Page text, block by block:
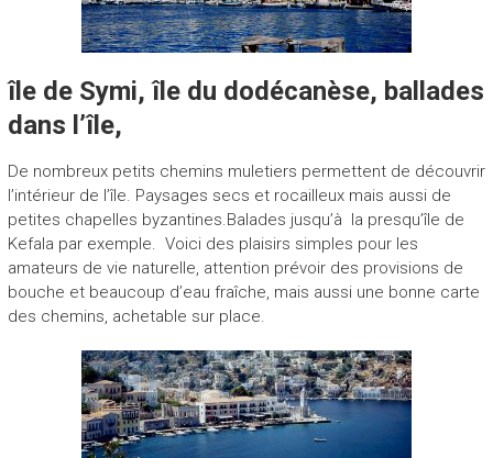
île de Symi, île du dodécanèse, ballades
dans l’île,
De nombreux petits chemins muletiers permettent de découvrir
l’intérieur de l’île. Paysages secs et rocailleux mais aussi de
petites chapelles byzantines.Balades jusqu’à la presqu’île de
Kefala par exemple. Voici des plaisirs simples pour les
amateurs de vie naturelle, attention prévoir des provisions de
bouche et beaucoup d’eau fraîche, mais aussi une bonne carte
des chemins, achetable sur place.